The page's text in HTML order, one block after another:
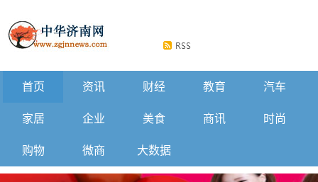
首页 资讯 财经 教育 汽车
家居 企业 美食 商讯 时尚
购物 微商 大数据